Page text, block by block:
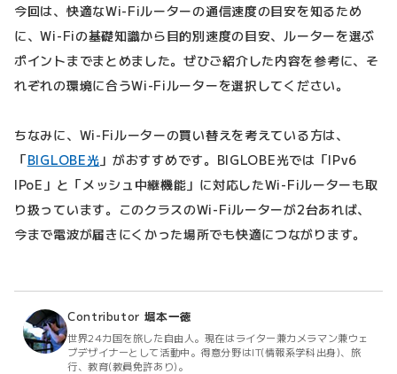
今回は、快適なWi-Fiルーターの通信速度の目安を知るため
に、Wi-Fiの基礎知識から目的別速度の目安、ルーターを選ぶ
ポイントまでまとめました。ぜひご紹介した内容を参考に、そ
れぞれの環境に合うWi-Fiルーターを選択してください。
ちなみに、Wi-Fiルーターの買い替えを考えている方は、
「BIGLOBE光 」がおすすめです。BIGLOBE光では「IPv6
IPoE」と「メッシュ中継機能」に対応したWi-Fiルーターも取
り扱っています。このクラスのWi-Fiルーターが2台あれば、
今まで電波が届きにくかった場所でも快適につながります。
Contributor 堀本一徳
世界24カ国を旅した自由人。現在はライター兼カメラマン兼ウェ
ブデザイナーとして活動中。得意分野はIT(情報系学科出身)、旅
行、教育(教員免許あり)。